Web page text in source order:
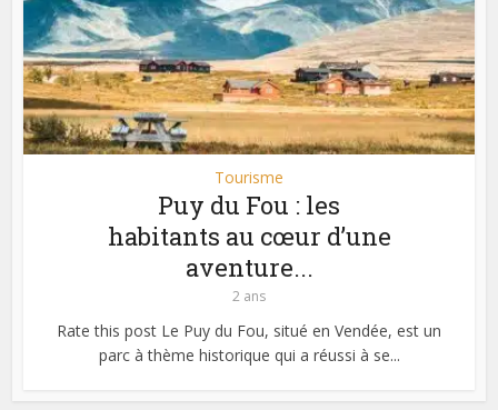
Tourisme
Puy du Fou : les
habitants au cœur d’une
aventure...
2 ans
Rate this post Le Puy du Fou, situé en Vendée, est un
parc à thème historique qui a réussi à se...